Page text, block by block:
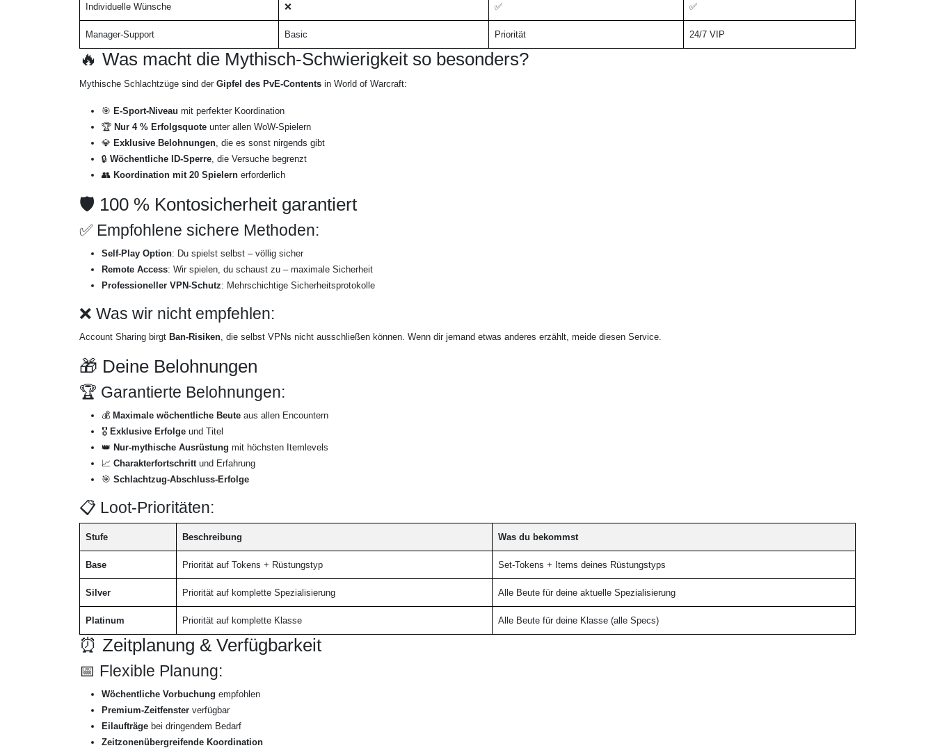
Individuelle Wünsche ❌ ✅ ✅
Manager-Support Basic Priorität 24/7 VIP
🔥 Was macht die Mythisch-Schwierigkeit so besonders?
Mythische Schlachtzüge sind der Gipfel des PvE-Contents in World of Warcraft:
🎯 E-Sport-Niveau mit perfekter Koordination
🏆 Nur 4 % Erfolgsquote unter allen WoW-Spielern
💎 Exklusive Belohnungen , die es sonst nirgends gibt
🔒 Wöchentliche ID-Sperre , die Versuche begrenzt
👥 Koordination mit 20 Spielern erforderlich
🛡️ 100 % Kontosicherheit garantiert
✅ Empfohlene sichere Methoden:
Self-Play Option: Du spielst selbst – völlig sicher
Remote Access: Wir spielen, du schaust zu – maximale Sicherheit
Professioneller VPN-Schutz: Mehrschichtige Sicherheitsprotokolle
❌ Was wir nicht empfehlen:
Account Sharing birgt Ban-Risiken , die selbst VPNs nicht ausschließen können. Wenn dir jemand etwas anderes erzählt, meide diesen Service.
🎁 Deine Belohnungen
🏆 Garantierte Belohnungen:
💰 Maximale wöchentliche Beute aus allen Encountern
🎖️ Exklusive Erfolge und Titel
👑 Nur-mythische Ausrüstung mit höchsten Itemlevels
📈 Charakterfortschritt und Erfahrung
🎯 Schlachtzug-Abschluss-Erfolge
📋 Loot-Prioritäten:
Stufe Beschreibung Was du bekommst
Base Priorität auf Tokens + Rüstungstyp Set-Tokens + Items deines Rüstungstyps
Silver Priorität auf komplette Spezialisierung Alle Beute für deine aktuelle Spezialisierung
Platinum Priorität auf komplette Klasse Alle Beute für deine Klasse (alle Specs)
⏰ Zeitplanung & Verfügbarkeit
📅 Flexible Planung:
Wöchentliche Vorbuchung empfohlen
Premium-Zeitfenster verfügbar
Eilaufträge bei dringendem Bedarf
Zeitzonenübergreifende Koordination